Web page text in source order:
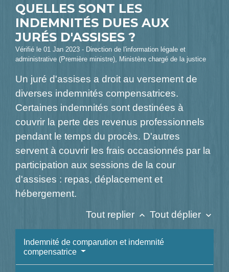
QUELLES SONT LES
INDEMNITÉS DUES AUX
JURÉS D'ASSISES ?
Vérifié le 01 Jan 2023 - Direction de l'information légale et
administrative (Première ministre), Ministère chargé de la justice
Un juré d'assises a droit au versement de
diverses indemnités compensatrices.
Certaines indemnités sont destinées à
couvrir la perte des revenus professionnels
pendant le temps du procès. D'autres
servent à couvrir les frais occasionnés par la
participation aux sessions de la cour
d'assises : repas, déplacement et
hébergement.
Tout replier keyboard_arrow_up Tout déplier keyboard_arrow_down
Indemnité de comparution et indemnité
compensatrice